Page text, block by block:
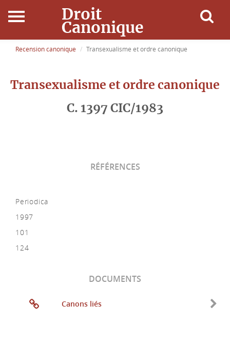
Droit
Canonique
Accueil
Droit Canonique
Recension canonique Transexualisme et ordre canonique
Transexualisme et ordre canonique
C. 1397 CIC/1983
RÉFÉRENCES
Periodica
1997
101
124
DOCUMENTS
Canons liés